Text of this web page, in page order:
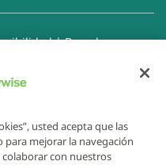
|Derechos y
de la Discriminación
respecto a sitios web
usted acepta que las
para mejorar la navegación
colaborar con nuestros